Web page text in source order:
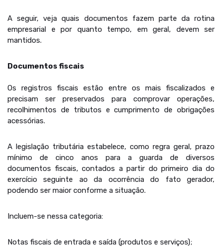
A seguir, veja quais documentos fazem parte da rotina
empresarial e por quanto tempo, em geral, devem ser
mantidos.
Documentos fiscais
Os registros fiscais estão entre os mais fiscalizados e
precisam ser preservados para comprovar operações,
recolhimentos de tributos e cumprimento de obrigações
acessórias.
A legislação tributária estabelece, como regra geral, prazo
mínimo de cinco anos para a guarda de diversos
documentos fiscais, contados a partir do primeiro dia do
exercício seguinte ao da ocorrência do fato gerador,
podendo ser maior conforme a situação.
Incluem-se nessa categoria:
Notas fiscais de entrada e saída (produtos e serviços);